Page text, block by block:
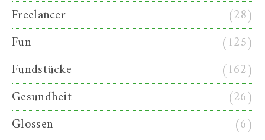
Freelancer
(28)
Fun
(125)
Fundstücke
(162)
Gesundheit
(26)
Glossen
(6)